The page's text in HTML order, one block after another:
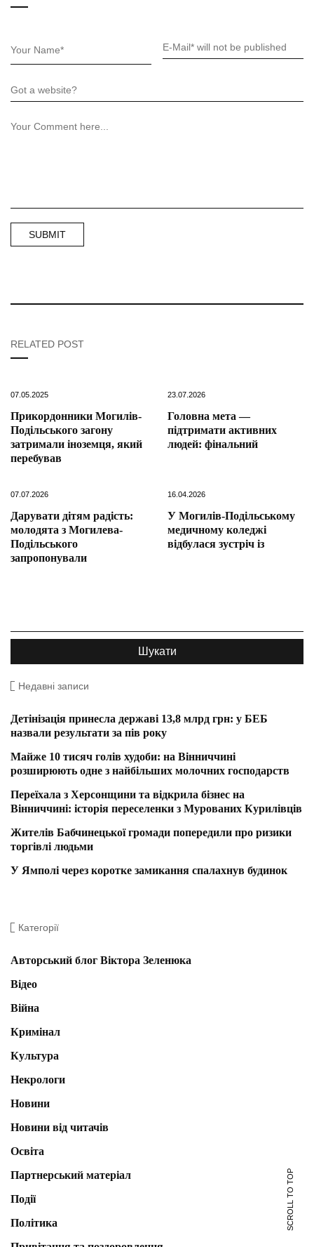
RELATED POST
07.05.2025
Прикордонники Могилів-
Подільського загону
затримали іноземця, який
перебував
23.07.2026
Головна мета —
підтримати активних
людей: фінальний
07.07.2026
Дарувати дітям радість:
молодята з Могилева-
Подільського
запропонували
16.04.2026
У Могилів-Подільському
медичному коледжі
відбулася зустріч із
Недавні записи
Детінізація принесла державі 13,8 млрд грн: у БЕБ
назвали результати за пів року
Майже 10 тисяч голів худоби: на Вінниччині
розширюють одне з найбільших молочних господарств
Переїхала з Херсонщини та відкрила бізнес на
Вінниччині: історія переселенки з Мурованих Курилівців
Жителів Бабчинецької громади попередили про ризики
торгівлі людьми
У Ямполі через коротке замикання спалахнув будинок
Категорії
Авторський блог Віктора Зеленюка
Відео
Війна
Кримінал
Культура
Некрологи
Новини
Новини від читачів
Освіта
Партнерський матеріал
Події
Політика
SCROLL TO TOP